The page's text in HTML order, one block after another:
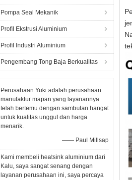
Pompa Seal Mekanik
Profil Ekstrusi Aluminium
Profil Industri Aluminium
Pengembang Tong Baja Berkualitas
Perusahaan Yuki adalah perusahaan
manufaktur mapan yang layanannya
telah bertemu dengan sambutan hangat
untuk kualitas unggul dan harga
menarik.
—— Paul Millsap
Kami membeli heatsink aluminium dari
Kalu, saya sangat senang dengan
layanan perusahaan ini, saya percaya